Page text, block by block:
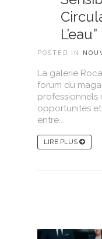
L’eau”
POSTED IN
La galerie
forum du
professionnels
opportunités
entre...
LIRE PLUS